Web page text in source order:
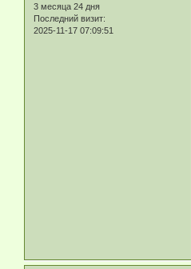
3 месяца 24 дня
Последний визит:
2025-11-17 07:09:51